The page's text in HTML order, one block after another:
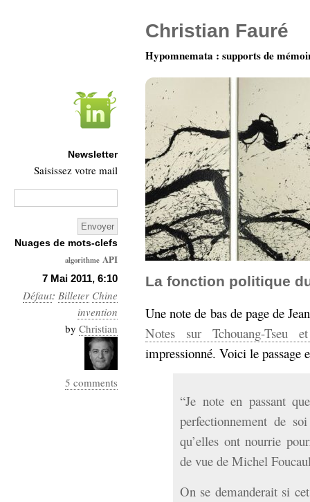
7 Mai 2011, 6:10
Défaut: Billeter Chine
invention
by Christian
5 comments
La fonction politique
Une note de bas de page de
Notes sur Tchouang-Tseu
impressionné. Voici le passage
“Je note en passant
perfectionnement de
qu’elles ont nourrie
de vue de Michel
On se demanderait si
Christian Fauré
Hypomnemata : supports de
Newsletter
Saisissez votre mail
Nuages de mots-clefs
algorithme API
Architecture
Ars-
Industrialis
business_model
cinéma
Cloud